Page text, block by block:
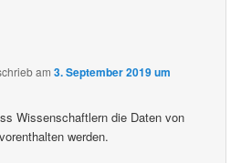
am3. September 2019 um
Wissenschaftlern die Daten von
werden.